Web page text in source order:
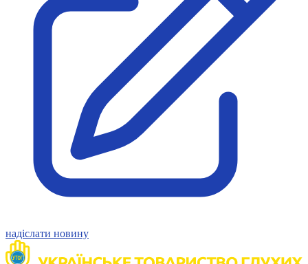
Безбар'єрність для глухих
Вінницька область
Волинська область
Дніпропетровська область
Донецька область
Житомирська область
Закарпатська область
Запорізька область
Івано-Франківська область
Київ
Київська область
Полтавська область
надіслати новину